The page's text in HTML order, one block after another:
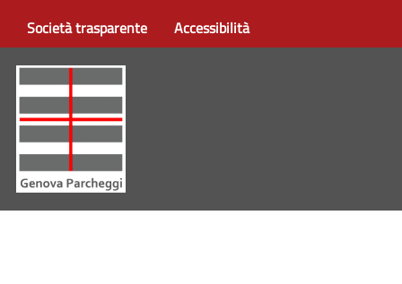
Società trasparente
Accessibilità